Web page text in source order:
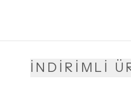
İNDİRİMLİ